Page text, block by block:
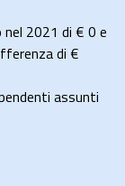
2021 di € 0 e
di €
assunti